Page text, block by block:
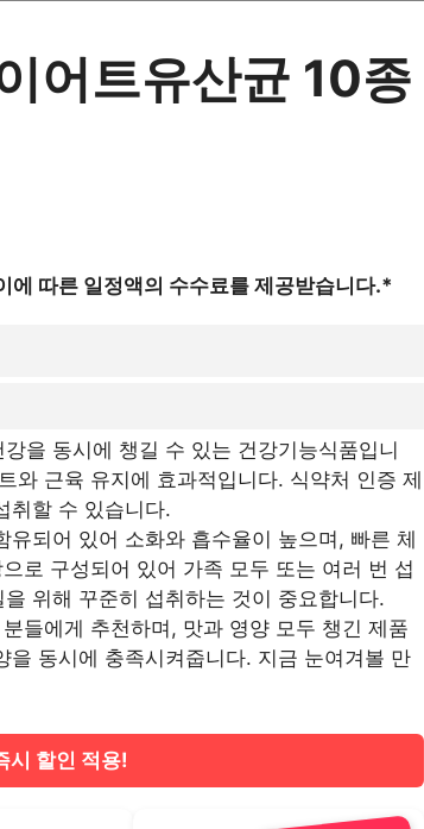
어트유산균 10종
에 따른 일정액의 수수료를 제공받습니다.*
을 동시에 챙길 수 있는 건강기능식품입니
와 근육 유지에 효과적입니다. 식약처 인증 제
취할 수 있습니다.
되어 있어 소화와 흡수율이 높으며, 빠른 체
로 구성되어 있어 가족 모두 또는 여러 번 섭
위해 꾸준히 섭취하는 것이 중요합니다.
들에게 추천하며, 맛과 영양 모두 챙긴 제품
동시에 충족시켜줍니다. 지금 눈여겨볼 만
시 할인 적용!